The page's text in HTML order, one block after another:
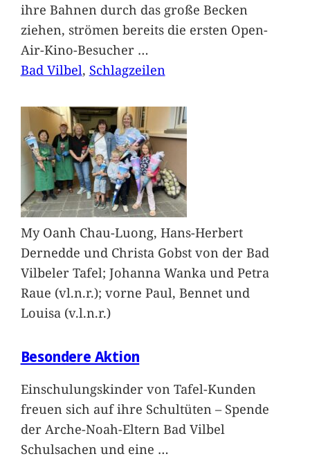
ihre Bahnen durch das große Becken
ziehen, strömen bereits die ersten Open-
Air-Kino-Besucher …
Bad Vilbel, Schlagzeilen
My Oanh Chau-Luong, Hans-Herbert
Dernedde und Christa Gobst von der Bad
Vilbeler Tafel; Johanna Wanka und Petra
Raue (vl.n.r.); vorne Paul, Bennet und
Louisa (v.l.n.r.)
Besondere Aktion
Einschulungskinder von Tafel-Kunden
freuen sich auf ihre Schultüten – Spende
der Arche-Noah-Eltern Bad Vilbel
Schulsachen und eine …